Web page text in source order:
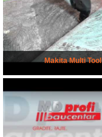
Makita Multi Tool